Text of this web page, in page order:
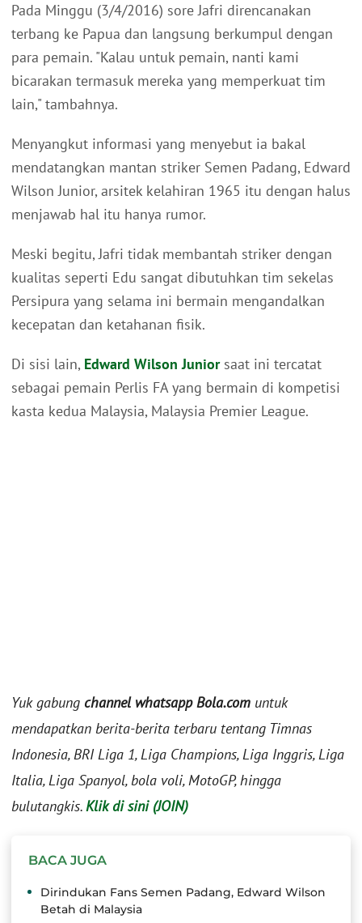
Pada Minggu (3/4/2016) sore Jafri direncanakan
terbang ke Papua dan langsung berkumpul dengan
para pemain. "Kalau untuk pemain, nanti kami
bicarakan termasuk mereka yang memperkuat tim
lain," tambahnya.
Menyangkut informasi yang menyebut ia bakal
mendatangkan mantan striker Semen Padang, Edward
Wilson Junior, arsitek kelahiran 1965 itu dengan halus
menjawab hal itu hanya rumor.
Meski begitu, Jafri tidak membantah striker dengan
kualitas seperti Edu sangat dibutuhkan tim sekelas
Persipura yang selama ini bermain mengandalkan
kecepatan dan ketahanan fisik.
Di sisi lain, Edward Wilson Juniorsaat ini tercatat
sebagai pemain Perlis FA yang bermain di kompetisi
kasta kedua Malaysia, Malaysia Premier League.
Yuk gabung channel whatsapp Bola.com untuk
mendapatkan berita-berita terbaru tentang Timnas
Indonesia, BRI Liga 1, Liga Champions, Liga Inggris, Liga
Italia, Liga Spanyol, bola voli, MotoGP, hingga
bulutangkis. Klik di sini (JOIN)
BACA JUGA
Dirindukan Fans Semen Padang, Edward Wilson
Betah di Malaysia